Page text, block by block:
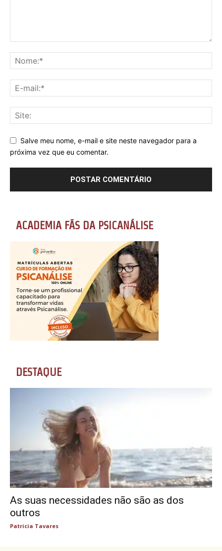
Salve meu nome, e-mail e site neste navegador para a
próxima vez que eu comentar.
ACADEMIA FÃS DA PSICANÁLISE
DESTAQUE
As suas necessidades não são as dos
outros
Patricia Tavares